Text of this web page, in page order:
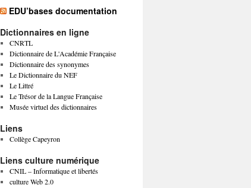
EDU’bases documentation
Dictionnaires en ligne
CNRTL
Dictionnaire de L'Académie Française
Dictionnaire des synonymes
Le Dictionnaire du NEF
Le Littré
Le Trésor de la Langue Française
Musée virtuel des dictionnaires
Liens
Collège Capeyron
Liens culture numérique
CNIL – Informatique et libertés
culture Web 2.0